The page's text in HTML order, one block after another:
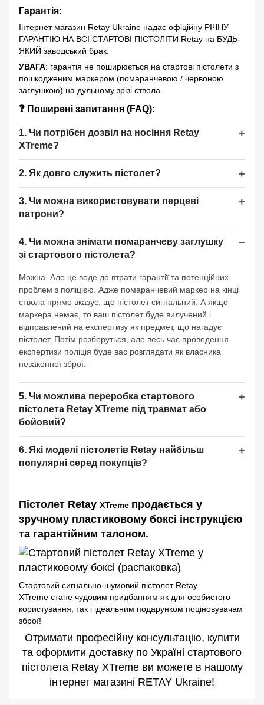
Гарантія:
Інтернет магазин Retay Ukraine надає офіційну РІЧНУ
ГАРАНТІЮ НА ВСІ СТАРТОВІ ПІСТОЛІТИ Retay на БУДЬ-
ЯКИЙ заводський брак.
УВАГА: гарантія не поширюється на стартові пістолети з
пошкодженим маркером (помаранчевою / червоною
заглушкою) на дульному зрізі ствола.
❓ Поширені запитання (FAQ):
1. Чи потрібен дозвіл на носіння Retay
XTreme?
2. Як довго служить пістолет?
3. Чи можна використовувати перцеві
патрони?
4. Чи можна знімати помаранчеву заглушку
зі стартового пістолета?
Можна. Але це веде до втрати гарантії та потенційних
проблем з поліцією. Адже помаранчевий маркер на кінці
ствола прямо вказує, що пістолет сигнальний. А якщо
маркера немає, то ваш пістолет буде вилучений і
відправлений на експертизу як предмет, що нагадує
пістолет. Потім розберуться, але весь час проведення
експертизи поліція буде вас розглядати як власника
незаконної зброї.
5. Чи можлива переробка стартового
пістолета Retay XTreme під травмат або
бойовий?
6. Які моделі пістолетів Retay найбільш
популярні серед покупців?
Пістолет Retay XTreme продається у
зручному пластиковому боксі інструкцією
та гарантійним талоном.
Стартовий сигнально-шумовий пістолет Retay
XTreme стане чудовим придбанням як для особистого
користування, так і ідеальним подарунком поціновувачам
зброї!
Отримати професійну консультацію, купити
та оформити доставку по Україні стартового
пістолета Retay XTreme ви можете в нашому
інтернет магазині RETAY Ukraine!